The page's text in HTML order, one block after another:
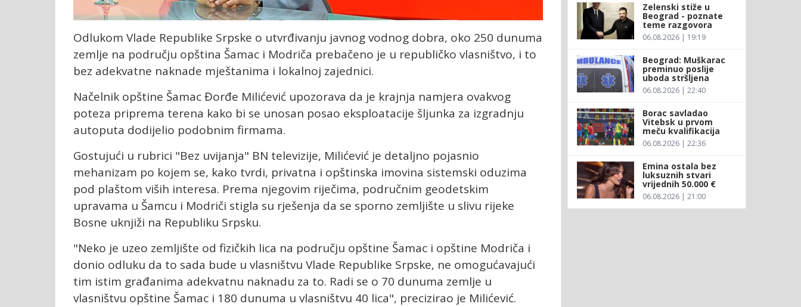
Odlukom Vlade Republike Srpske o utvrđivanju javnog vodnog dobra, oko 250 dunuma
zemlje na području opština Šamac i Modriča prebačeno je u republičko vlasništvo, i to
bez adekvatne naknade mještanima i lokalnoj zajednici.
Načelnik opštine Šamac Đorđe Milićević upozorava da je krajnja namjera ovakvog
poteza priprema terena kako bi se unosan posao eksploatacije šljunka za izgradnju
autoputa dodijelio podobnim firmama.
Gostujući u rubrici "Bez uvijanja" BN televizije, Milićević je detaljno pojasnio
mehanizam po kojem se, kako tvrdi, privatna i opštinska imovina sistemski oduzima
pod plaštom viših interesa. Prema njegovim riječima, područnim geodetskim
upravama u Šamcu i Modriči stigla su rješenja da se sporno zemljište u slivu rijeke
Bosne uknjiži na Republiku Srpsku.
"Neko je uzeo zemljište od fizičkih lica na području opštine Šamac i opštine Modriča i
donio odluku da to sada bude u vlasništvu Vlade Republike Srpske, ne omogućavajući
tim istim građanima adekvatnu naknadu za to. Radi se o 70 dunuma zemlje u
vlasništvu opštine Šamac i 180 dunuma u vlasništvu 40 lica", precizirao je Milićević.
Zelenski stiže u
Beograd - poznate
teme razgovora
06.08.2026 | 19:19
Beograd: Muškarac
preminuo poslije
uboda stršljena
06.08.2026 | 22:40
Borac savladao
Vitebsk u prvom
meču kvalifikacija
06.08.2026 | 22:36
Emina ostala bez
luksuznih stvari
vrijednih 50.000 €
06.08.2026 | 21:00